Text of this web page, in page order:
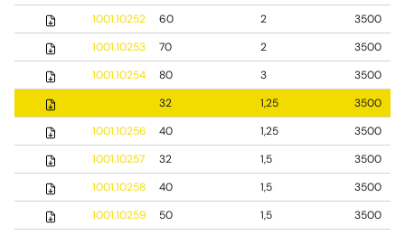
1001.10252
60 2
3500
1001.10253
70 2
3500
1001.10254
80 3
3500
32 1,25
3500
1001.10256
40 1,25
3500
1001.10257
32 1,5
3500
1001.10258
40 1,5
3500
1001.10259
50 1,5
3500